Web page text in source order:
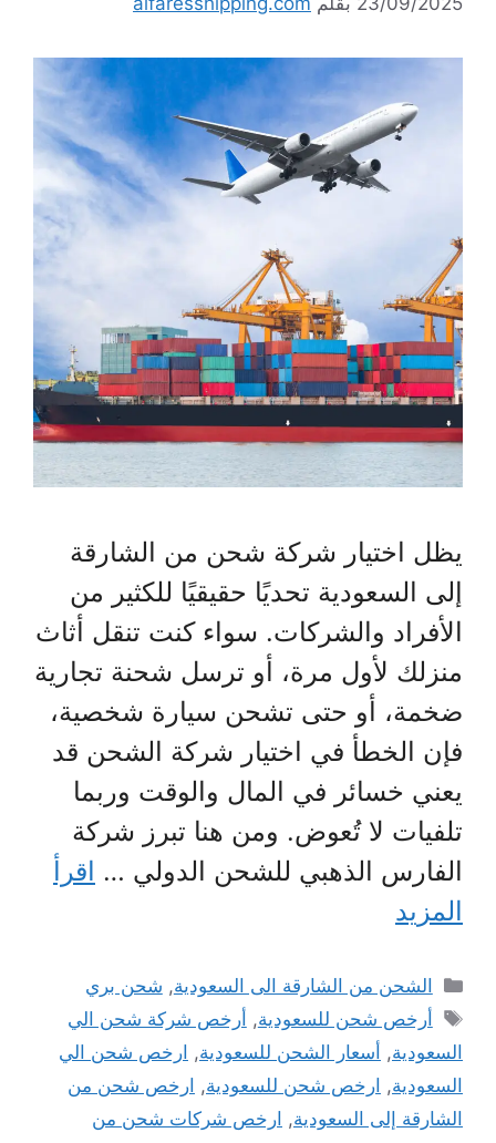
يظل اختيار شركة شحن من الشارقة
إلى السعودية تحديًا حقيقيًا للكثير من
الأفراد والشركات. سواء كنت تنقل أثاث
منزلك لأول مرة، أو ترسل شحنة تجارية
ضخمة، أو حتى تشحن سيارة شخصية،
فإن الخطأ في اختيار شركة الشحن قد
يعني خسائر في المال والوقت وربما
تلفيات لا تُعوض. ومن هنا تبرز شركة
الفارس الذهبي للشحن الدولي … اقرأ
المزيد
التصنيفات
الشحن من الشارقة الى السعودية, شحن بري
الوسوم
أرخص شحن للسعودية, أرخص شركة شحن الي
السعودية, أسعار الشحن للسعودية, ارخص شحن الي
السعودية, ارخص شحن للسعودية, ارخص شحن من
الشارقة إلى السعودية, ارخص شركات شحن من